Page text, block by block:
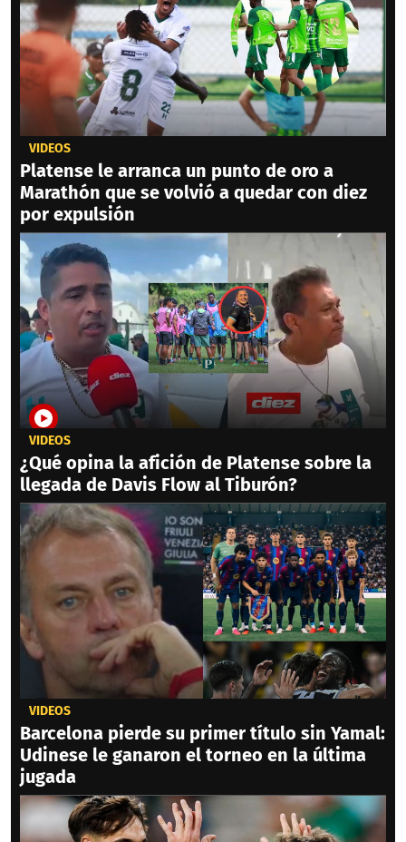
VIDEOS
Platense le arranca un punto de oro a
Marathón que se volvió a quedar con diez
por expulsión
VIDEOS
¿Qué opina la afición de Platense sobre la
llegada de Davis Flow al Tiburón?
VIDEOS
Barcelona pierde su primer título sin Yamal:
Udinese le ganaron el torneo en la última
jugada